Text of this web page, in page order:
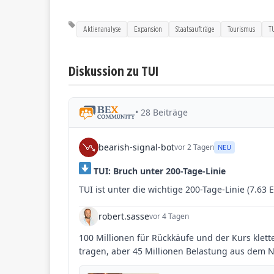
Aktienanalyse Expansion Staatsaufträge Tourismus
Diskussion zu TUI